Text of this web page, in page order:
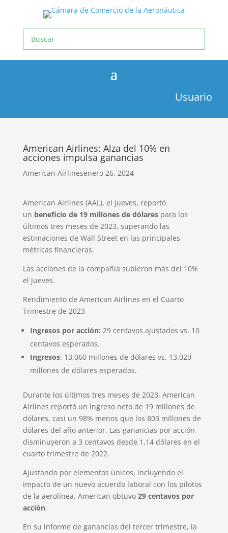
Usuario
American Airlines: Alza del 10% en
acciones impulsa ganancias
American Airlinesenero 26, 2024
American Airlines (AAL), el jueves, reportó
un beneficio de 19 millones de dólarespara los
últimos tres meses de 2023, superando las
estimaciones de Wall Street en las principales
métricas financieras.
Las acciones de la compañía subieron más del 10%
el jueves.
Rendimiento de American Airlines en el Cuarto
Trimestre de 2023
Ingresos por acción: 29 centavos ajustados vs. 10
centavos esperados.
Ingresos: 13.060 millones de dólares vs. 13.020
millones de dólares esperados.
Durante los últimos tres meses de 2023, American
Airlines reportó un ingreso neto de 19 millones de
dólares, casi un 98% menos que los 803 millones de
dólares del año anterior. Las ganancias por acción
disminuyeron a 3 centavos desde 1,14 dólares en el
cuarto trimestre de 2022.
Ajustando por elementos únicos, incluyendo el
impacto de un nuevo acuerdo laboral con los pilotos
de la aerolínea, American obtuvo 29 centavos por
acción.
En su informe de ganancias del tercer trimestre, la